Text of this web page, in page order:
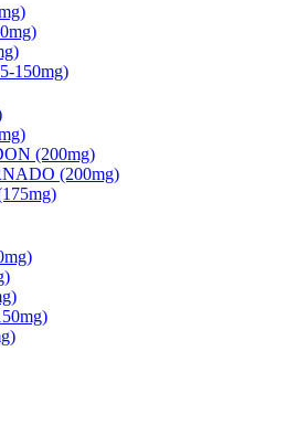
150mg)
(200mg)
(200mg)